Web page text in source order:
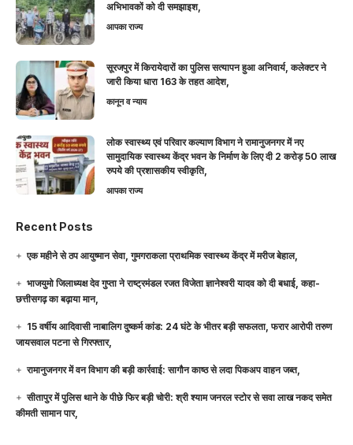
अभिभावकों को दी समझाइश,
आपका राज्य
सूरजपुर में किरायेदारों का पुलिस सत्यापन हुआ अनिवार्य, कलेक्टर ने
जारी किया धारा 163 के तहत आदेश,
कानून व न्याय
लोक स्वास्थ्य एवं परिवार कल्याण विभाग ने रामानुजनगर में नए
सामुदायिक स्वास्थ्य केंद्र भवन के निर्माण के लिए दी 2 करोड़ 50 लाख
रुपये की प्रशासकीय स्वीकृति,
आपका राज्य
Recent Posts
एक महीने से ठप आयुष्मान सेवा, गुमगराकला प्राथमिक स्वास्थ्य केंद्र में मरीज बेहाल,
भाजयुमो जिलाध्यक्ष देव गुप्ता ने राष्ट्रमंडल रजत विजेता ज्ञानेश्वरी यादव को दी बधाई, कहा-
छत्तीसगढ़ का बढ़ाया मान,
15 वर्षीय आदिवासी नाबालिग दुष्कर्म कांड: 24 घंटे के भीतर बड़ी सफलता, फरार आरोपी तरुण
जायसवाल पटना से गिरफ्तार,
रामानुजनगर में वन विभाग की बड़ी कार्रवाई: सागौन काष्ठ से लदा पिकअप वाहन जब्त,
सीतापुर में पुलिस थाने के पीछे फिर बड़ी चोरी: श्री श्याम जनरल स्टोर से सवा लाख नकद समेत
कीमती सामान पार,